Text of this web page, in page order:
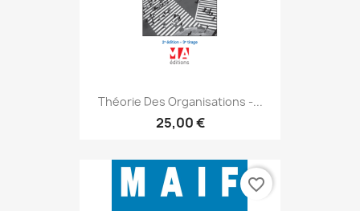
Théorie Des Organisations -...
25,00 €
favorite_border